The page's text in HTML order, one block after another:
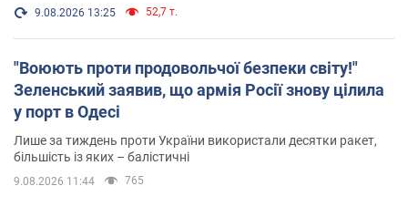
9.08.2026 13:25 52,7 т.
"Воюють проти продовольчої безпеки світу!"
Зеленський заявив, що армія Росії знову цілила
у порт в Одесі
Лише за тиждень проти України використали десятки ракет,
більшість із яких – балістичні
9.08.2026 11:44 765